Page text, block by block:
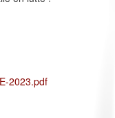
2023.pdf